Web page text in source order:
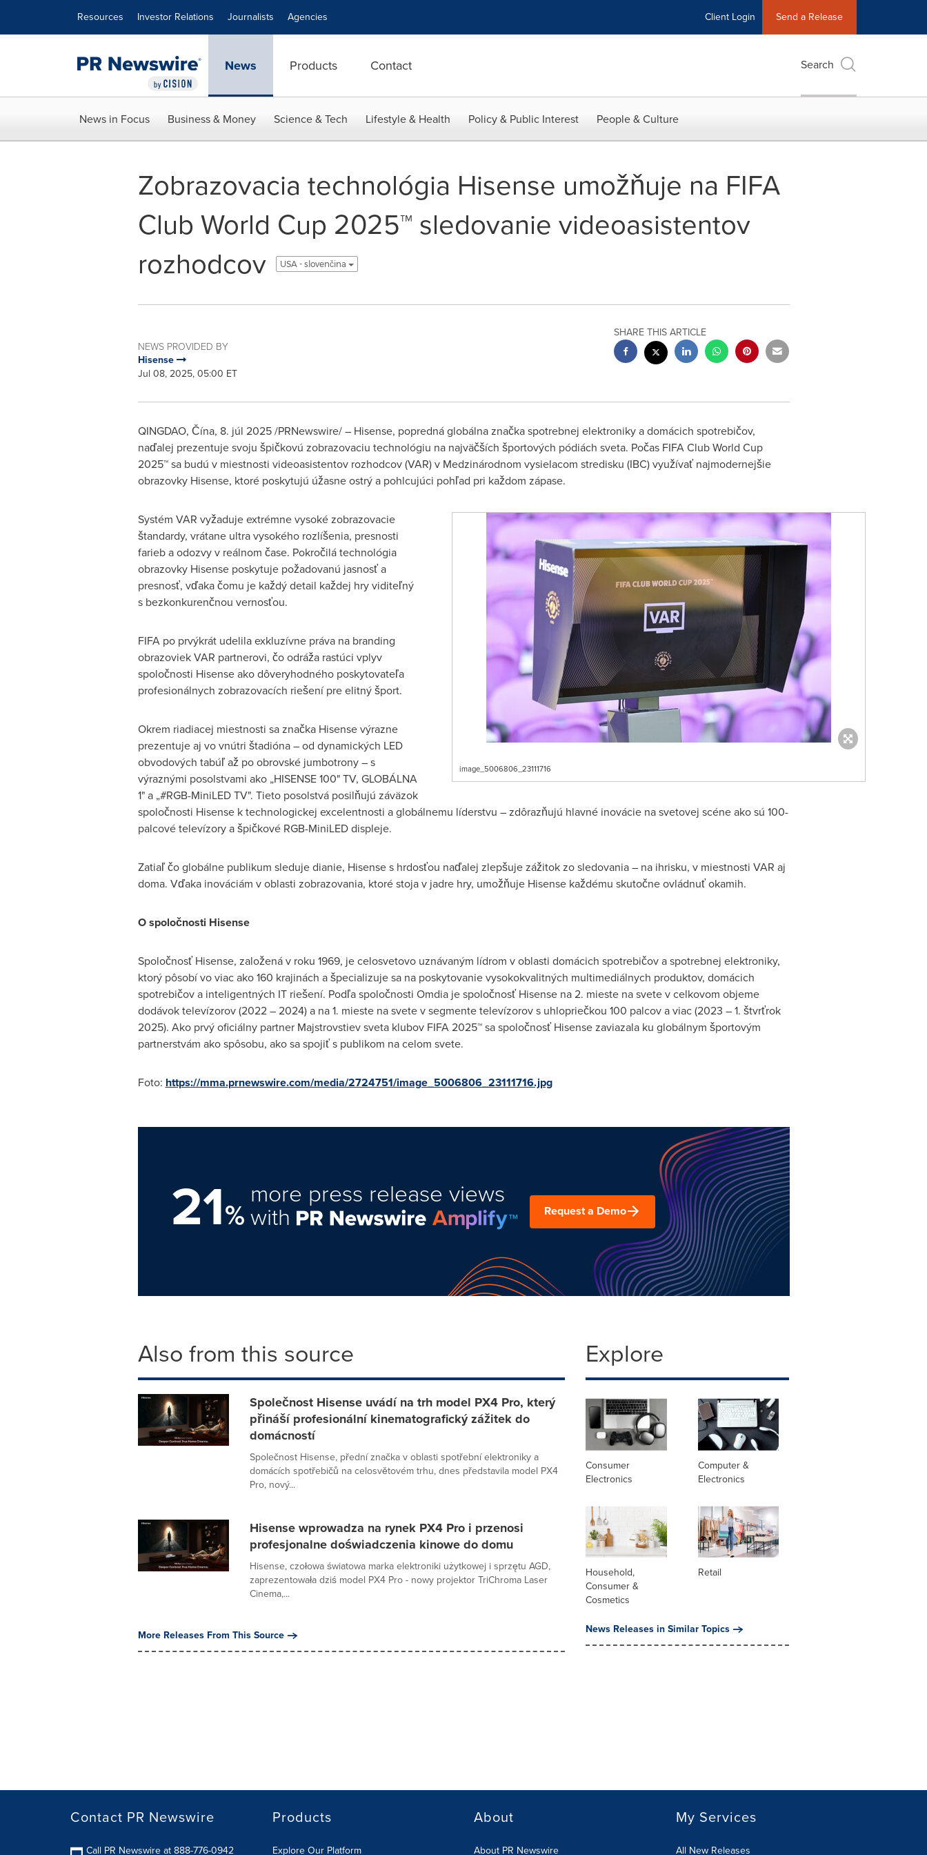
Resources Investor Relations Journalists Agencies Client Login Send a Release
News Products Contact Search
News in Focus Business & Money Science & Tech Lifestyle & Health Policy & Public Interest People & Culture
Zobrazovacia technológia Hisense umožňuje na FIFA
Club World Cup 2025™ sledovanie videoasistentov
rozhodcov
USA - slovenčina
NEWS PROVIDED BY
Hisense
Jul 08, 2025, 05:00 ET
SHARE THIS ARTICLE
QINGDAO, Čína, 8. júl 2025/PRNewswire/ – Hisense, popredná globálna značka spotrebnej elektroniky a domácich spotrebičov,
naďalej prezentuje svoju špičkovú zobrazovaciu technológiu na najväčších športových pódiách sveta. Počas FIFA Club World Cup
2025™ sa budú v miestnosti videoasistentov rozhodcov (VAR) v Medzinárodnom vysielacom stredisku (IBC) využívať najmodernejšie
obrazovky Hisense, ktoré poskytujú úžasne ostrý a pohlcujúci pohľad pri každom zápase.
image_5006806_23111716
Systém VAR vyžaduje extrémne vysoké zobrazovacie
štandardy, vrátane ultra vysokého rozlíšenia, presnosti
farieb a odozvy v reálnom čase. Pokročilá technológia
obrazovky Hisense poskytuje požadovanú jasnosť a
presnosť, vďaka čomu je každý detail každej hry viditeľný
s bezkonkurenčnou vernosťou.
FIFA po prvýkrát udelila exkluzívne práva na branding
obrazoviek VAR partnerovi, čo odráža rastúci vplyv
spoločnosti Hisense ako dôveryhodného poskytovateľa
profesionálnych zobrazovacích riešení pre elitný šport.
Okrem riadiacej miestnosti sa značka Hisense výrazne
prezentuje aj vo vnútri štadióna – od dynamických LED
obvodových tabúľ až po obrovské jumbotrony – s
výraznými posolstvami ako „HISENSE 100" TV, GLOBÁLNA
1" a „#RGB-MiniLED TV". Tieto posolstvá posilňujú záväzok
spoločnosti Hisense k technologickej excelentnosti a globálnemu líderstvu – zdôrazňujú hlavné inovácie na svetovej scéne ako sú 100-
palcové televízory a špičkové RGB-MiniLED displeje.
Zatiaľ čo globálne publikum sleduje dianie, Hisense s hrdosťou naďalej zlepšuje zážitok zo sledovania – na ihrisku, v miestnosti VAR aj
doma. Vďaka inováciám v oblasti zobrazovania, ktoré stoja v jadre hry, umožňuje Hisense každému skutočne ovládnuť okamih.
O spoločnosti Hisense
Spoločnosť Hisense, založená v roku 1969, je celosvetovo uznávaným lídrom v oblasti domácich spotrebičov a spotrebnej elektroniky,
ktorý pôsobí vo viac ako 160 krajinách a špecializuje sa na poskytovanie vysokokvalitných multimediálnych produktov, domácich
spotrebičov a inteligentných IT riešení. Podľa spoločnosti Omdia je spoločnosť Hisense na 2. mieste na svete v celkovom objeme
dodávok televízorov (2022 – 2024) a na 1. mieste na svete v segmente televízorov s uhlopriečkou 100 palcov a viac (2023 – 1. štvrťrok
2025). Ako prvý oficiálny partner Majstrovstiev sveta klubov FIFA 2025™ sa spoločnosť Hisense zaviazala ku globálnym športovým
partnerstvám ako spôsobu, ako sa spojiť s publikom na celom svete.
Foto: https://mma.prnewswire.com/media/2724751/image_5006806_23111716.jpg
21%
more press release views
with Request a Demo
Also from this source
Společnost Hisense uvádí na trh model PX4 Pro, který
přináší profesionální kinematografický zážitek do
domácností
Společnost Hisense, přední značka v oblasti spotřební elektroniky a
domácích spotřebičů na celosvětovém trhu, dnes představila model PX4
Pro, nový...
Hisense wprowadza na rynek PX4 Pro i przenosi
profesjonalne doświadczenia kinowe do domu
Hisense, czołowa światowa marka elektroniki użytkowej i sprzętu AGD,
zaprezentowała dziś model PX4 Pro - nowy projektor TriChroma Laser
Cinema,...
More Releases From This Source
Explore
Consumer
Electronics
Computer &
Electronics
Household,
Consumer &
Cosmetics
Retail
News Releases in Similar Topics
Contact PR Newswire
Call PR Newswire at 888-776-0942
Products
Explore Our Platform
About
About PR Newswire
My Services
All New Releases